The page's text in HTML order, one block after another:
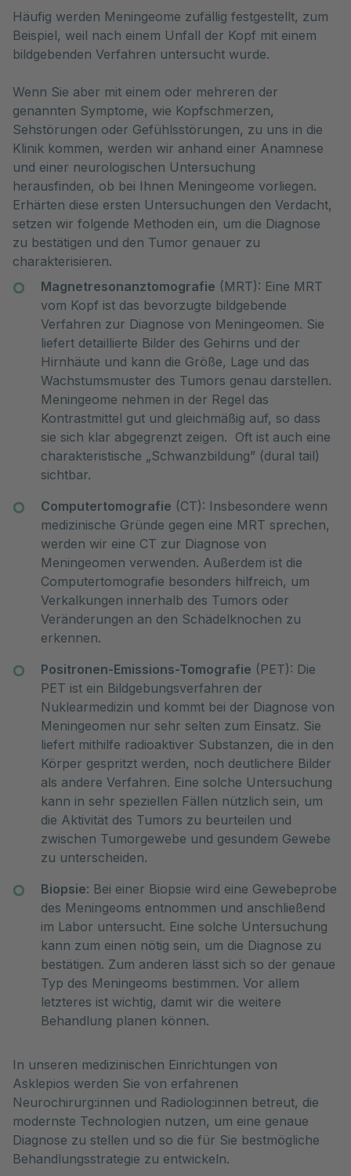
Häufig werden Meningeome zufällig festgestellt, zum
Beispiel, weil nach einem Unfall der Kopf mit einem
bildgebenden Verfahren untersucht wurde.
Wenn Sie aber mit einem oder mehreren der
genannten Symptome, wie Kopfschmerzen,
Sehstörungen oder Gefühlsstörungen, zu uns in die
Klinik kommen, werden wir anhand einer Anamnese
und einer neurologischen Untersuchung
herausfinden, ob bei Ihnen Meningeome vorliegen.
Erhärten diese ersten Untersuchungen den Verdacht,
setzen wir folgende Methoden ein, um die Diagnose
zu bestätigen und den Tumor genauer zu
charakterisieren.
Magnetresonanztomografie (MRT): Eine MRT
vom Kopf ist das bevorzugte bildgebende
Verfahren zur Diagnose von Meningeomen. Sie
liefert detaillierte Bilder des Gehirns und der
Hirnhäute und kann die Größe, Lage und das
Wachstumsmuster des Tumors genau darstellen.
Meningeome nehmen in der Regel das
Kontrastmittel gut und gleichmäßig auf, so dass
sie sich klar abgegrenzt zeigen. Oft ist auch eine
charakteristische „Schwanzbildung” (dural tail)
sichtbar.
Computertomografie (CT): Insbesondere wenn
medizinische Gründe gegen eine MRT sprechen,
werden wir eine CT zur Diagnose von
Meningeomen verwenden. Außerdem ist die
Computertomografie besonders hilfreich, um
Verkalkungen innerhalb des Tumors oder
Veränderungen an den Schädelknochen zu
erkennen.
Positronen-Emissions-Tomografie (PET): Die
PET ist ein Bildgebungsverfahren der
Nuklearmedizin und kommt bei der Diagnose von
Meningeomen nur sehr selten zum Einsatz. Sie
liefert mithilfe radioaktiver Substanzen, die in den
Körper gespritzt werden, noch deutlichere Bilder
als andere Verfahren. Eine solche Untersuchung
kann in sehr speziellen Fällen nützlich sein, um
die Aktivität des Tumors zu beurteilen und
zwischen Tumorgewebe und gesundem Gewebe
zu unterscheiden.
Biopsie: Bei einer Biopsie wird eine Gewebeprobe
des Meningeoms entnommen und anschließend
im Labor untersucht. Eine solche Untersuchung
kann zum einen nötig sein, um die Diagnose zu
bestätigen. Zum anderen lässt sich so der genaue
Typ des Meningeoms bestimmen. Vor allem
letzteres ist wichtig, damit wir die weitere
Behandlung planen können.
In unseren medizinischen Einrichtungen von
Asklepios werden Sie von erfahrenen
Neurochirurg:innen und Radiolog:innen betreut, die
modernste Technologien nutzen, um eine genaue
Diagnose zu stellen und so die für Sie bestmögliche
Behandlungsstrategie zu entwickeln.